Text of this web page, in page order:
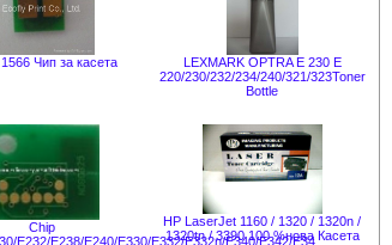
Чип за касета
LEXMARK OPTRA E 230 E
220/230/232/234/240/321/323Toner
Bottle
Chip
E232/E238/E240/E330/E332/E332n/E340/E342/E34
НР LaserJet 1160 / 1320 / 1320n /
1320tn / 3390 100 %нова Касета